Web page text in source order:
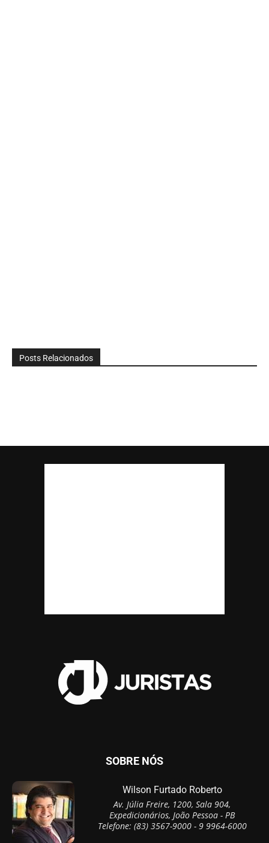
Posts Relacionados
SOBRE NÓS
Wilson Furtado Roberto
Av. Júlia Freire, 1200, Sala 904,
Expedicionários, João Pessoa - PB
Telefone: (83) 3567-9000 - 9 9964-6000